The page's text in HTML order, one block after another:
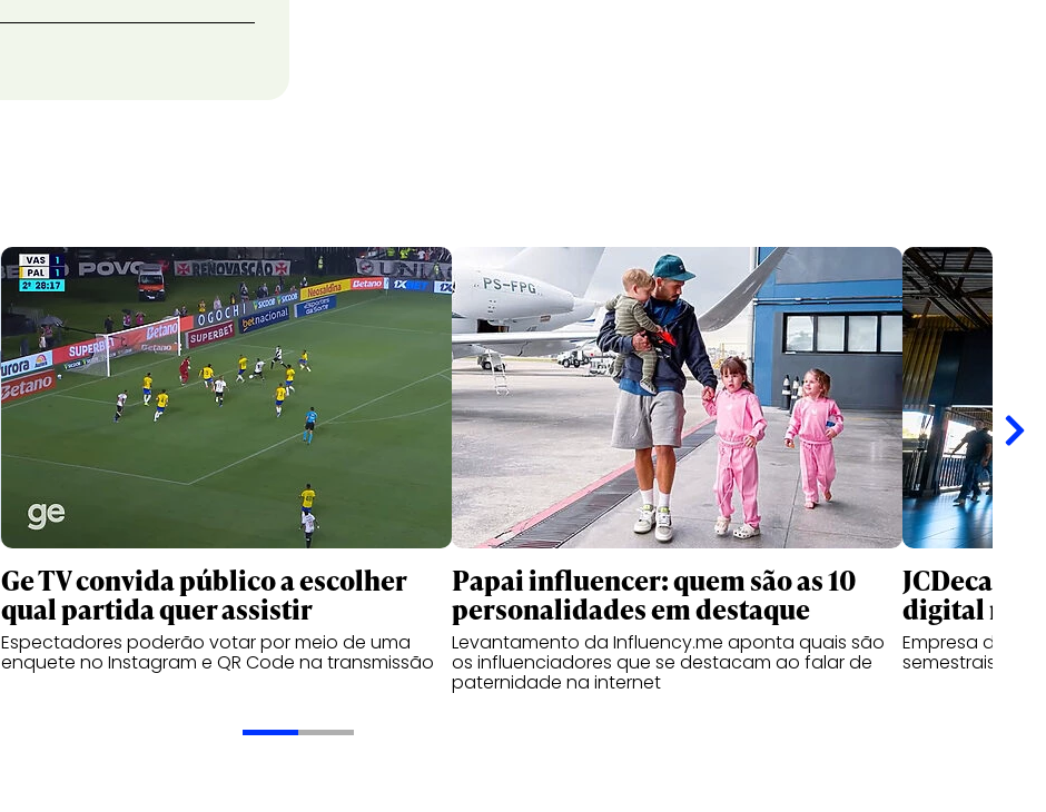
Ge TV convida público a escolher
qual partida quer assistir
Espectadores poderão votar por meio de uma
enquete no Instagram e QR Code na transmissão
Papai influencer: quem são as 10
personalidades em destaque
Levantamento da Influency.me aponta quais são
os influenciadores que se destacam ao falar de
paternidade na internet
JCDecaux
digital no
Empresa de
semestrais